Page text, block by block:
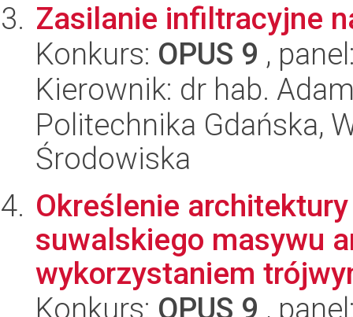
Zasilanie infiltracyjne
Konkurs: OPUS 9 ,
Kierownik: dr hab.
Politechnika Gdańska,
Środowiska
Określenie
suwalskiego masywu
wykorzystaniem
Konkurs: OPUS 9 ,